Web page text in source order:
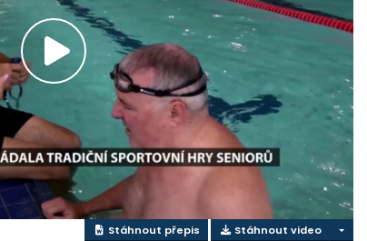
Přehrát
video
Stáhnout přepis Stáhnout video